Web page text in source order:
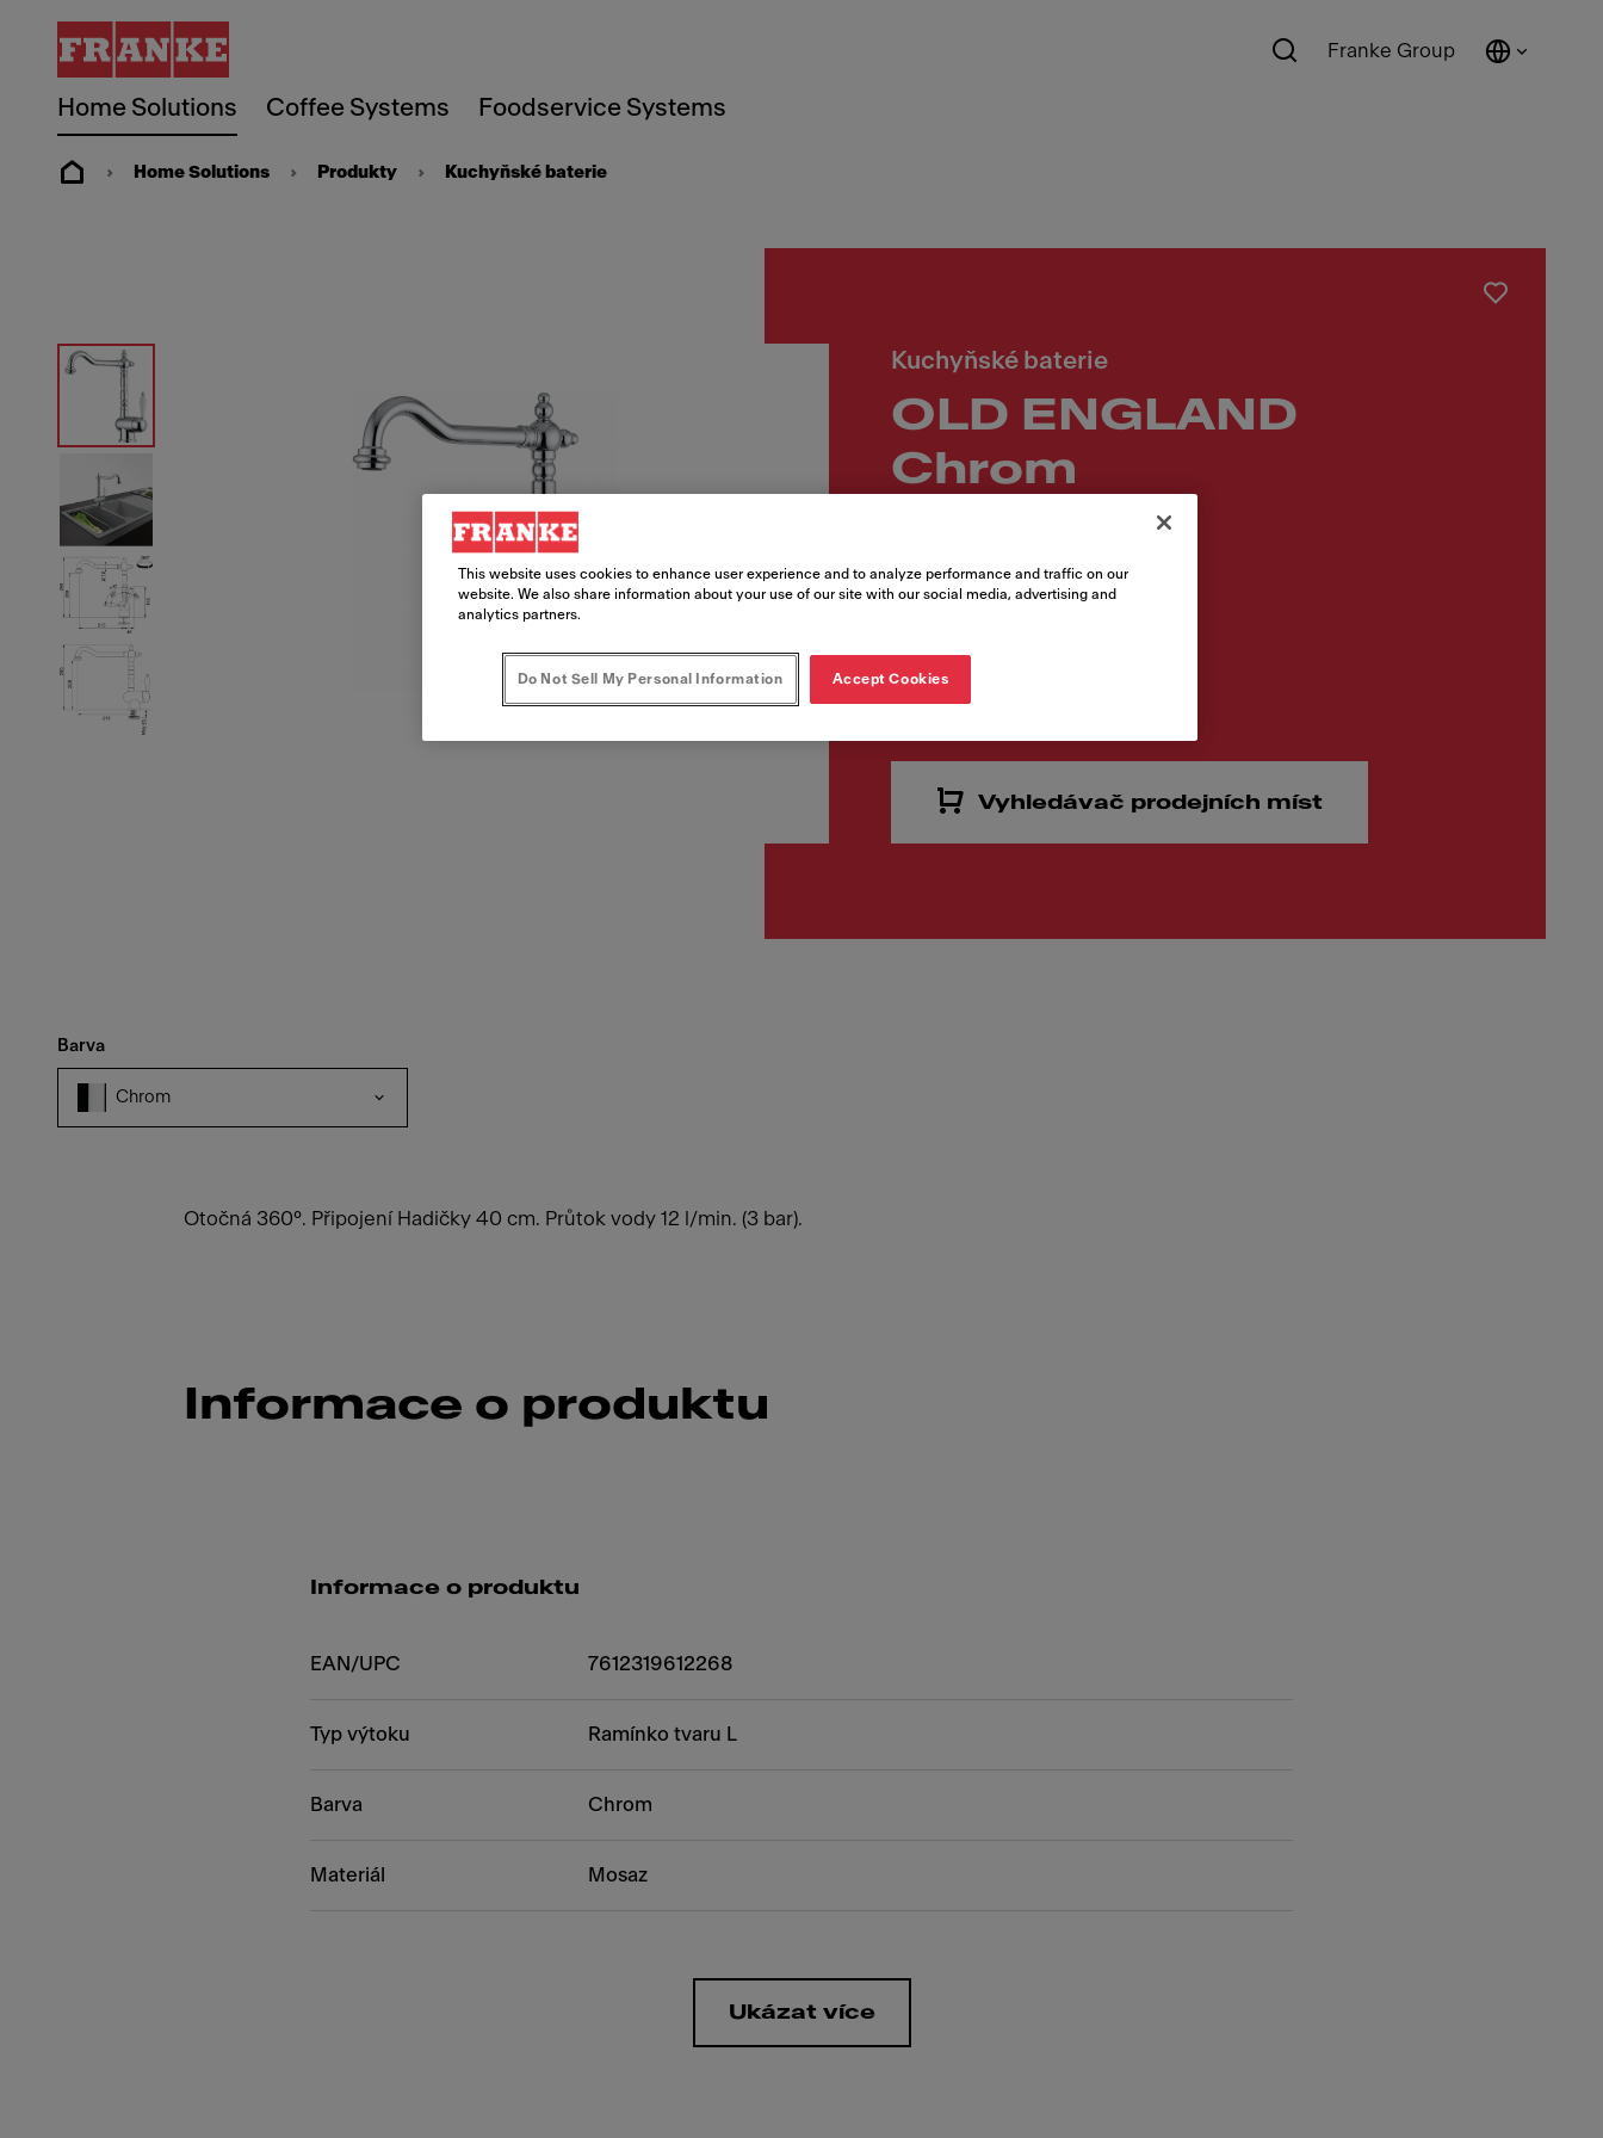
Home Solutions Coffee Systems Foodservice Systems
Franke Group
Home Solutions Produkty Kuchyňské baterie
Kuchyňské baterie
OLD ENGLAND
Chrom
115.0060.360
5 929,00 Kč
Vyhledávač prodejních míst
Barva
Chrom
Otočná 360°. Připojení Hadičky 40 cm. Průtok vody 12 l/min. (3 bar).
Informace o produktu
Informace o produktu
EAN/UPC 7612319612268
Typ výtoku Ramínko tvaru L
Barva Chrom
Materiál Mosaz
Ukázat více
This website uses cookies to enhance user experience and to analyze performance and traffic on our
website. We also share information about your use of our site with our social media, advertising and
analytics partners.
Do Not Sell My Personal Information Accept Cookies